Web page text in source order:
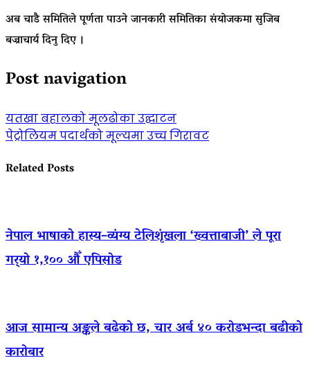
अब चाडै समितिले पूर्णता पाउने जानकारी समितिका संयोजकमा सुजिब
बज्राचार्य दिनु दिए ।
Post navigation
यतखा बहालको मूलढोका उद्घाटन
पेट्रोलियम पदार्थको मूल्यमा उच्च गिरावट
Related Posts
नेपाल भाषाको हास्य–व्यंग्य टेलिशृंखला ‘ख्वत्ताबाजी’ ले पूरा
गर्‍यो १,१०० औँ एपिसोड
आज सामान्य अङ्कले बढेको छ, चार अर्ब ४० करोडभन्दा बढीको
कारोबार